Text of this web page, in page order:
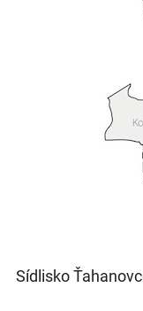
Sídlisko